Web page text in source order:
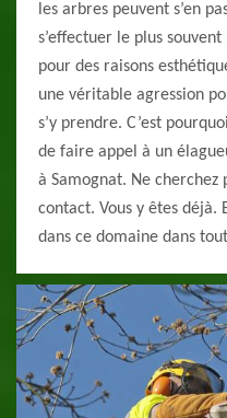
les arbres peuvent s’en
s’effectuer le plus
pour des raisons
une véritable agression
s’y prendre. C’est
de faire appel à un
à Samognat. Ne
contact. Vous y êtes
dans ce domaine dans